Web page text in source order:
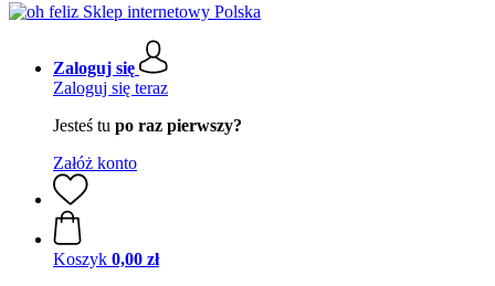
Zaloguj się
Zaloguj się teraz
Jesteś tu po raz pierwszy?
Załóż konto
Koszyk 0,00 zł